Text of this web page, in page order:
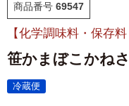
仙臺BLACK
特選詰合せ
商品番号 69547
【化学調味料・保存
笹かまぼこかね
冷蔵便